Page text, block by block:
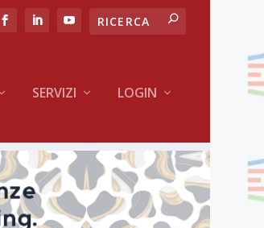
SERVIZI LOGIN